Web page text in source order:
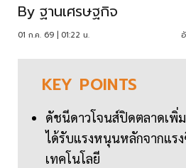
By ฐานเศรษฐกิจ
01 ก.ค. 69 | 01:22 น.
KEY POINTS
ดัชนีดาวโจนส์ปิดตลาดเพิ่
ได้รับแรงหนุนหลักจากแร
เทคโนโลยี